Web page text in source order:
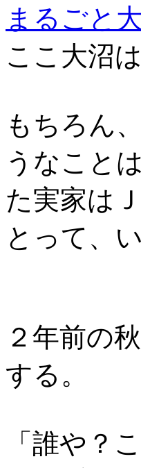
まるごと
ここ大沼
もちろん
うなこと
た実家は
とって、
２年前の
する。
「誰や？